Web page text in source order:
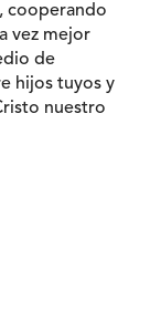
cooperando
vez mejor
de
hijos tuyos y
nuestro